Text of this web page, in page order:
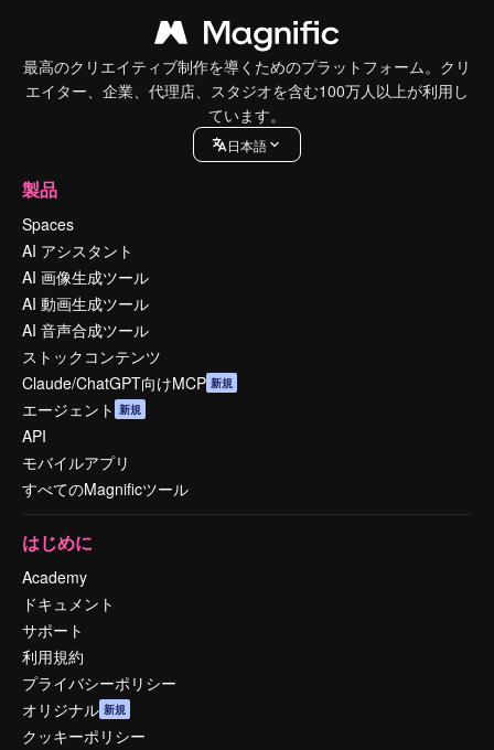
最高のクリエイティブ制作を導くためのプラットフォーム。クリ
エイター、企業、代理店、スタジオを含む100万人以上が利用し
ています。
日本語
製品
Spaces
AI アシスタント
AI 画像生成ツール
AI 動画生成ツール
AI 音声合成ツール
ストックコンテンツ
Claude/ChatGPT向けMCP 新規
エージェント 新規
API
モバイルアプリ
すべてのMagnificツール
はじめに
Academy
ドキュメント
サポート
利用規約
プライバシーポリシー
オリジナル 新規
クッキーポリシー